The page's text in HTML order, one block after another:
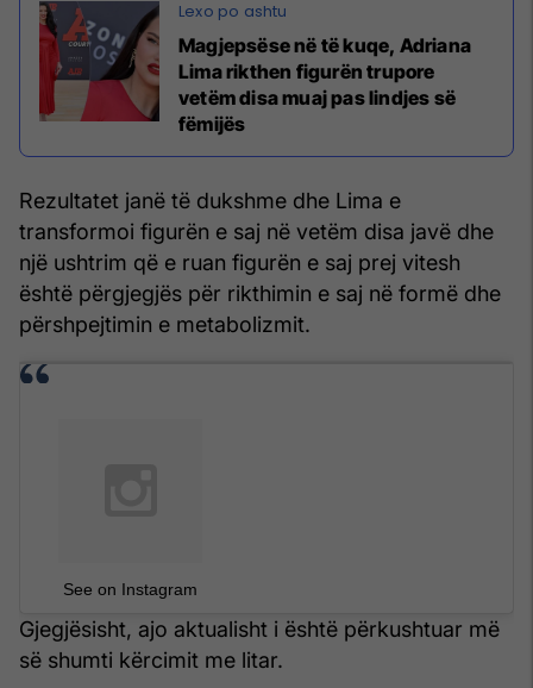
Magjepsëse në të kuqe, Adriana
Lima rikthen figurën trupore
vetëm disa muaj pas lindjes së
fëmijës
Rezultatet janë të dukshme dhe Lima e
transformoi figurën e saj në vetëm disa javë dhe
një ushtrim që e ruan figurën e saj prej vitesh
është përgjegjës për rikthimin e saj në formë dhe
përshpejtimin e metabolizmit.
See on Instagram
Gjegjësisht, ajo aktualisht i është përkushtuar më
së shumti kërcimit me litar.